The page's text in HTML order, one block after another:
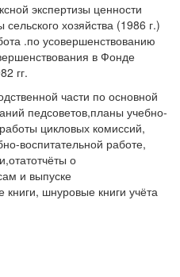
экспертизы ценности
хозяйства (1986 г.)
.по усовершенствованию
в Фонде
гг.
части по основной
педсоветов,планы учебно-
цикловых комиссий,
воспитательной работе,
о
и выпуске
шнуровые книги учёта